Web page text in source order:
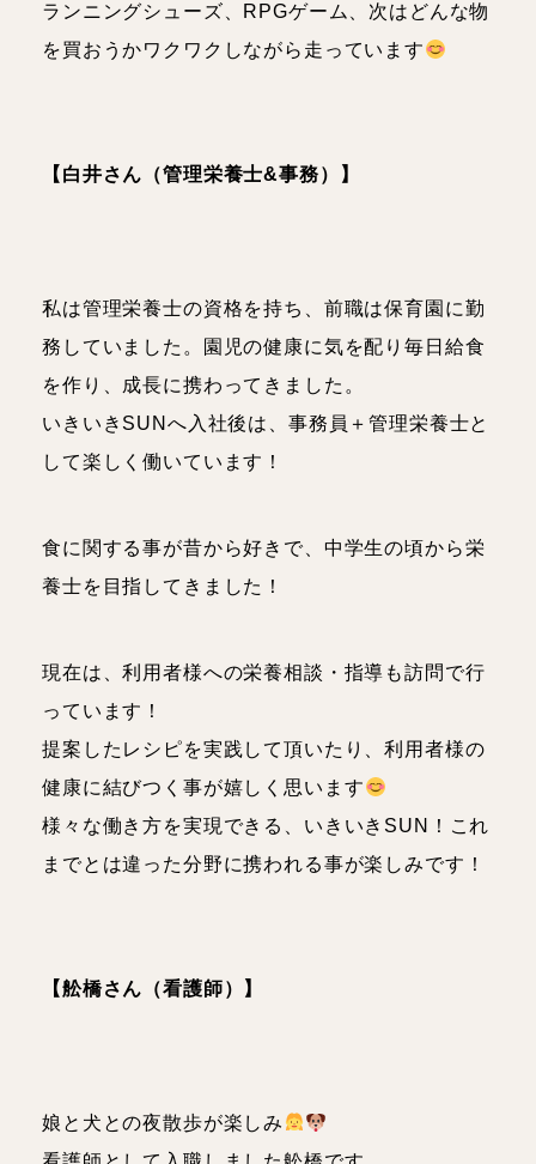
ランニングシューズ、RPGゲーム、次はどんな物
を買おうかワクワクしながら走っています
【白井さん（管理栄養士&事務）】
私は管理栄養士の資格を持ち、前職は保育園に勤
務していました。園児の健康に気を配り毎日給食
を作り、成長に携わってきました。
いきいきSUNへ入社後は、事務員＋管理栄養士と
して楽しく働いています！
食に関する事が昔から好きで、中学生の頃から栄
養士を目指してきました！
現在は、利用者様への栄養相談・指導も訪問で行
っています！
提案したレシピを実践して頂いたり、利用者様の
健康に結びつく事が嬉しく思います
様々な働き方を実現できる、いきいきSUN！これ
までとは違った分野に携われる事が楽しみです！
【舩橋さん（看護師）】
娘と犬との夜散歩が楽しみ